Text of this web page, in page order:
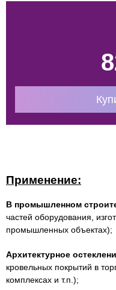
Применение:
В промышленном
частей оборудования,
промышленных объектах);
Архитектурное
кровельных покрытий в
комплексах и т.п.);